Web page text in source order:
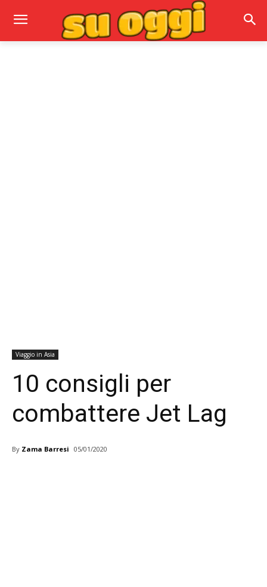
Viaggio in Asia
10 consigli per
combattere Jet Lag
By Zama Barresi 05/01/2020